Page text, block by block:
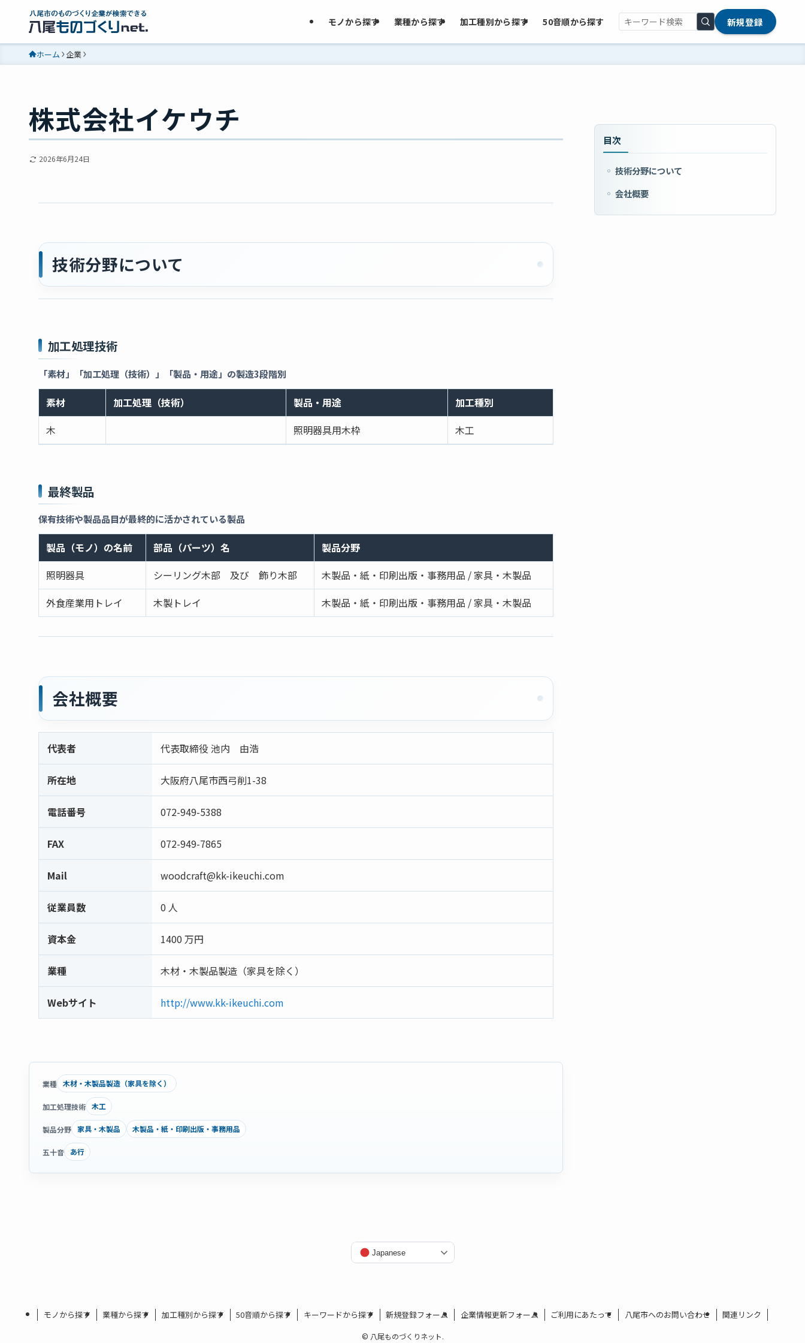
モノから探す 業種から探す 加工種別から探す 50音順から探す 新規登録
ホーム 企業
株式会社イケウチ
2026年6月24日
技術分野について
加工処理技術
「素材」「加工処理（技術）」「製品・用途」の製造3段階別
素材 加工処理（技術） 製品・用途
加工種別
木
照明器具用木枠 木工
最終製品
保有技術や製品品目が最終的に活かされている製品
製品（モノ）の名前 部品（パーツ）名
製品分野
照明器具
シーリング木部 及び 飾り木部
木製品・紙・印刷出版・事務用品 / 家具・木製品
外食産業用トレイ
木製トレイ 木製品・紙・印刷出版・事務用品 / 家具・木製品
会社概要
代表者 代表取締役 池内 由浩
所在地 大阪府八尾市西弓削1-38
電話番号 072-949-5388
FAX 072-949-7865
Mail woodcraft@kk-ikeuchi.com
従業員数 0 人
資本金 1400 万円
業種 木材・木製品製造（家具を除く）
Webサイト http://www.kk-ikeuchi.com
業種 木材・木製品製造（家具を除く）
加工処理技術 木工
製品分野 家具・木製品 木製品・紙・印刷出版・事務用品
五十音 あ行
目次
技術分野について
会社概要
Japanese
モノから探す 業種から探す 加工種別から探す 50音順から探す キーワードから探す 新規登録フォーム 企業情報更新フォーム ご利用にあたって 八尾市へのお問い合わせ 関連リンク
© 八尾ものづくりネット.